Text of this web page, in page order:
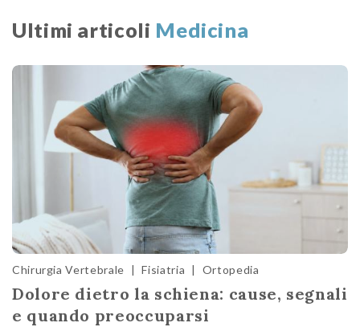
Ultimi articoli Medicina
Chirurgia Vertebrale | Fisiatria | Ortopedia
Dolore dietro la schiena: cause, segnali
e quando preoccuparsi